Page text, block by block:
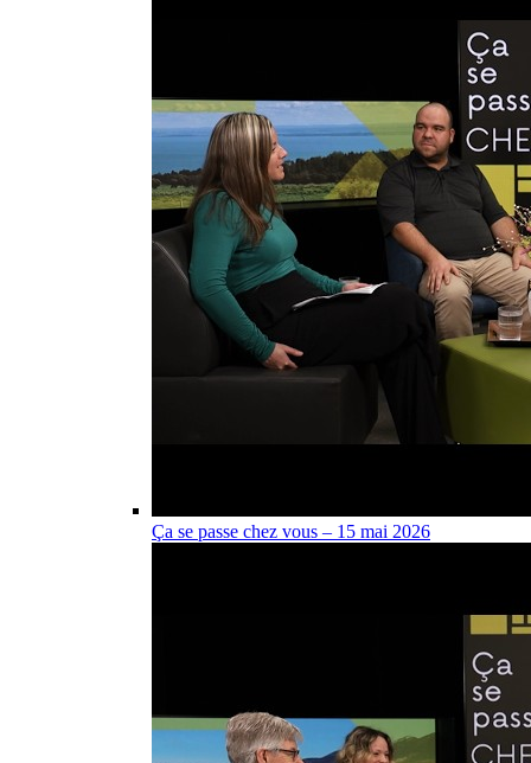
Ça se passe chez vous – 15 mai 2026